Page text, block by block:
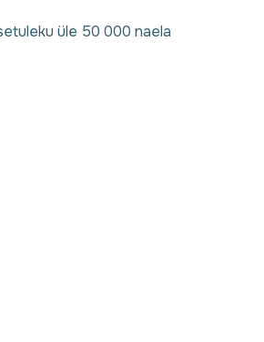
üle 50 000 naela